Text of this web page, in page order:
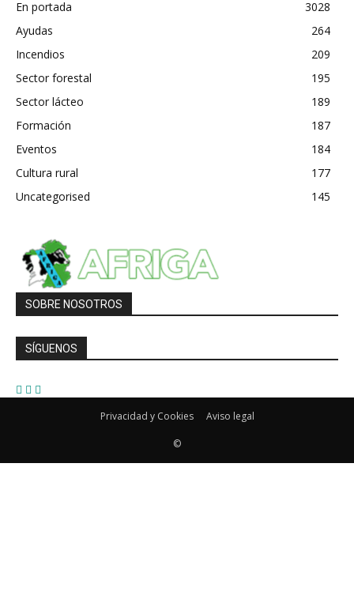
En portada
3028
Ayudas
264
Incendios
209
Sector forestal
195
Sector lácteo
189
Formación
187
Eventos
184
Cultura rural
177
Uncategorised
145
SOBRE NOSOTROS
SÍGUENOS
Privacidad y Cookies Aviso legal
©